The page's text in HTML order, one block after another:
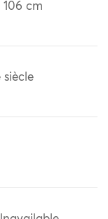
106 cm
siècle